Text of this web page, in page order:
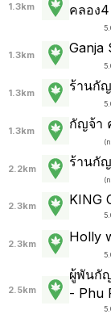
1.3km
คลอง
1.3km Ganja
1.3km ร้านกั
1.3km กัญจ้า
(
2.2km ร้านกั
(
2.3km KING
2.3km Holly
2.5km
ผู้พันกั
- Phu